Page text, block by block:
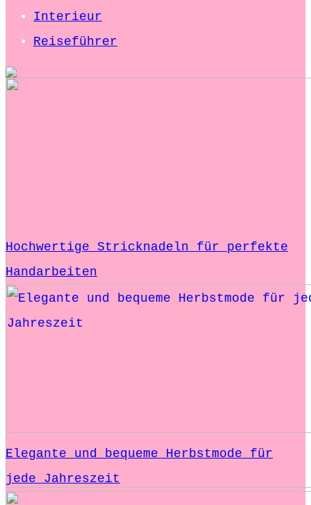
Interieur
Reiseführer
Hochwertige Stricknadeln für perfekte
Handarbeiten
Elegante und bequeme Herbstmode für
jede Jahreszeit